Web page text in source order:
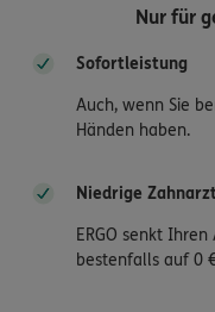
Nur für
Sofortleistung
Auch, wenn Sie
Händen haben.
Niedrige
ERGO senkt
bestenfalls auf 0